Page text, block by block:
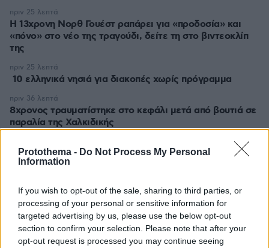
Protothema - Do Not Process My Personal
Information
If you wish to opt-out of the sale, sharing to third parties, or
processing of your personal or sensitive information for
targeted advertising by us, please use the below opt-out
section to confirm your selection. Please note that after your
opt-out request is processed you may continue seeing
Η 13χρονη Νορθ Γουέστ ραπάρει για «προδοσία» και
«πόνο» στο νέο της τραγούδι, δείτε τη στο βιντεοκλίπ
της
πριν 25 λεπτά
10 ελληνικά νησιά για διακοπές χωρίς πρόγραμμα
πριν 25 λεπτά
8χρονος τραυματίστηκε στο κεφάλι μετά από βουτιά σε
παραλία της Χαλκιδικής
πριν 36 λεπτά
Συνεδρίασε η Επιτροπή Εκτίμησης Κινδύνου λόγω των
υψηλών θερμοκρασιών και της ενίσχυσης των ανέμων
Υπουργείο Υγείας: Στέλνει μήνυμα για ασφαλή
κολύμβηση στους άνω των 60 – 284 θάνατοι από πνιγμό
πέρυσι